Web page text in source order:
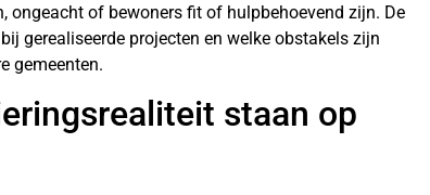
ongeacht of bewoners fit of hulpbehoevend zijn. De
gerealiseerde projecten en welke obstakels zijn
gemeenten.
staan op